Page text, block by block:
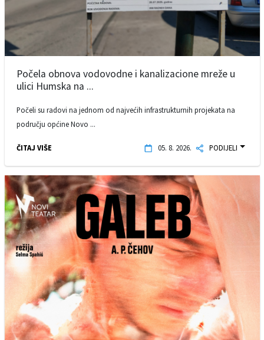
Počela obnova vodovodne i kanalizacione mreže u
ulici Humska na ...
Počeli su radovi na jednom od najvećih infrastrukturnih projekata na
području općine Novo ...
ČITAJ VIŠE 05. 8. 2026. PODIJELI